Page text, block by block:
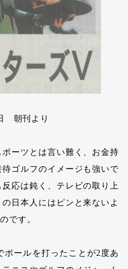
朝刊より
ーツとは言い難く、お金持
ゴルフのイメージも強いで
応は鈍く、テレビの取り上
日本人にはピンと来ないよ
です。
ールを打ったことが2度あ